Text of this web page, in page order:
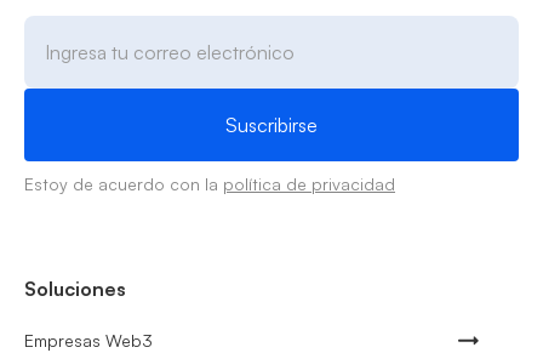
Estoy de acuerdo con la política de privacidad
Soluciones
Empresas Web3